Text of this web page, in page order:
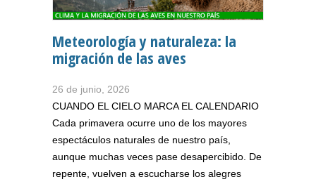
Meteorología y naturaleza: la
migración de las aves
26 de junio, 2026
CUANDO EL CIELO MARCA EL CALENDARIO
Cada primavera ocurre uno de los mayores
espectáculos naturales de nuestro país,
aunque muchas veces pase desapercibido. De
repente, vuelven a escucharse los alegres